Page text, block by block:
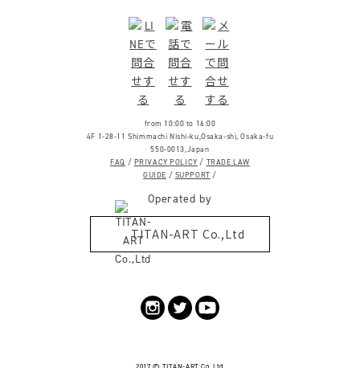
from 10:00 to 16:00
4F 1-28-11 Shimmachi Nishi-ku,Osaka-shi, Osaka-fu
550-0013,Japan
FAQ / PRIVACY POLICY / TRADE LAW
GUIDE / SUPPORT /
Operated by
TITAN-ART Co.,Ltd